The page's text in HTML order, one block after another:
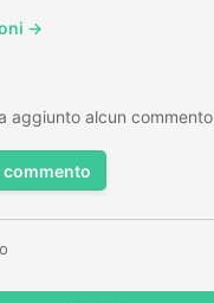
→
aggiunto alcun commento